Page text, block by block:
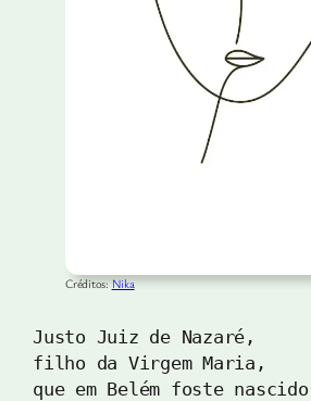
Créditos:Nika
Justo Juiz de Nazaré,
filho da Virgem Maria,
que em Belém foste nascido